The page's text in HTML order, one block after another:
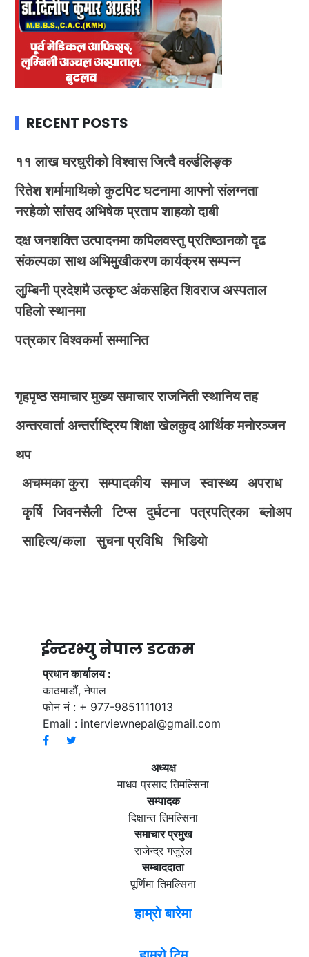
RECENT POSTS
११ लाख घरधुरीको विश्वास जित्दै वर्ल्डलिङ्क
रितेश शर्मामाथिको कुटपिट घटनामा आफ्नो संलग्नता
नरहेको सांसद अभिषेक प्रताप शाहको दाबी
दक्ष जनशक्ति उत्पादनमा कपिलवस्तु प्रतिष्ठानको दृढ
संकल्पका साथ अभिमुखीकरण कार्यक्रम सम्पन्न
लुम्बिनी प्रदेशमै उत्कृष्ट अंकसहित शिवराज अस्पताल
पहिलो स्थानमा
पत्रकार विश्वकर्मा सम्मानित
गृहपृष्ठ समाचार मुख्य समाचार राजनिती स्थानिय तह
अन्तरवार्ता अन्तर्राष्ट्रिय शिक्षा खेलकुद आर्थिक मनोरञ्जन
थप
अचम्मका कुरा
सम्पादकीय समाज स्वास्थ्य
अपराध
कृर्षि
जिवनसैली टिप्स दुर्घटना पत्रपत्रिका
ब्लोअप
साहित्य/कला
सुचना प्रविधि भिडियाे
ईन्टरभ्यु नेपाल डटकम
प्रधान कार्यालय :
काठमाडौं, नेपाल
फोन नं : + 977-9851111013
Email : interviewnepal@gmail.com
अध्यक्ष
माधव प्रसाद तिमल्सिना
सम्पादक
दिक्षान्त तिमल्सिना
समाचार प्रमुख
राजेन्द्र गजुरेल
सम्बाददाता
पूर्णिमा तिमल्सिना
हाम्रो बारेमा